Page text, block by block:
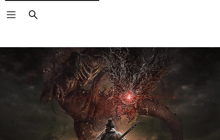
Zoeken